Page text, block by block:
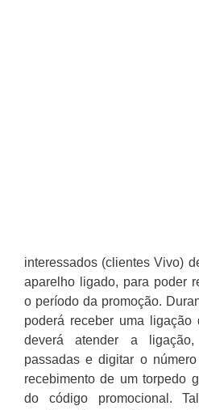
interessados (clientes Vivo)
aparelho ligado, para poder
o período da promoção.
poderá receber uma
deverá atender a
passadas e digitar o
recebimento de um torpedo
do código promocional.